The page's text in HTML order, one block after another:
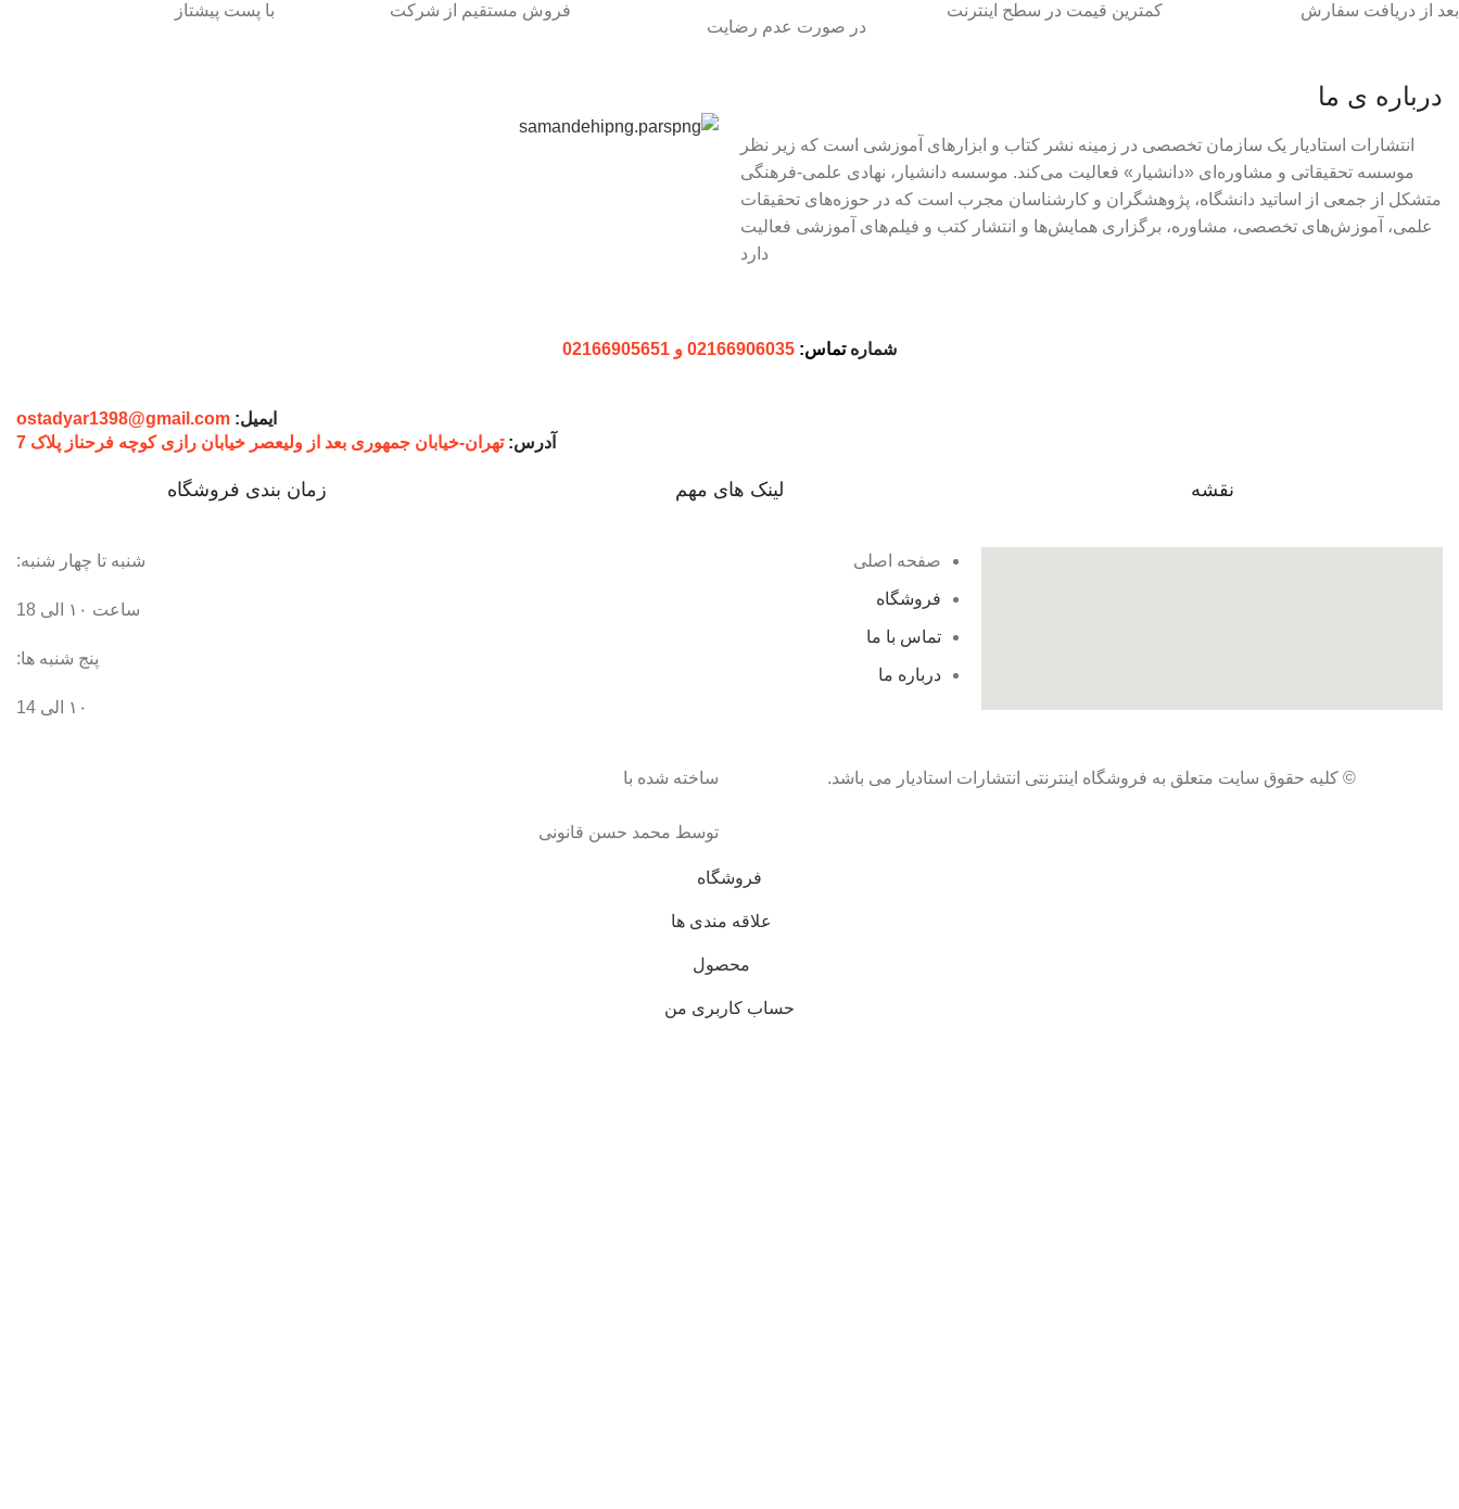
بعد از دریافت سفارش کمترین قیمت در سطح اینترنت
در صورت عدم رضایت
فروش مستقیم از شرکت با پست پیشتاز
درباره ی ما
انتشارات استادیار یک سازمان تخصصی در زمینه نشر کتاب و ابزارهای آموزشی است که زیر نظر
موسسه تحقیقاتی و مشاوره‌ای «دانشیار» فعالیت می‌کند. موسسه دانشیار، نهادی علمی-فرهنگی
متشکل از جمعی از اساتید دانشگاه، پژوهشگران و کارشناسان مجرب است که در حوزه‌های تحقیقات
علمی، آموزش‌های تخصصی، مشاوره، برگزاری همایش‌ها و انتشار کتب و فیلم‌های آموزشی فعالیت
دارد
شمارهتماس: 02166906035 و 02166905651
ایمیل: ostadyar1398@gmail.com
آدرس:تهران-خیابان جمهوری بعد از ولیعصر خیابان رازی کوچه فرحناز پلاک 7
نقشه لینک های مهم
صفحه اصلی
فروشگاه
تماس با ما
درباره ما
زمان بندی فروشگاه
شنبه تا چهار شنبه:
ساعت ۱۰ الی 18
پنج شنبه ها:
۱۰ الی 14
© کلیه حقوق سایت متعلق به فروشگاه اینترنتی انتشارات استادیار می باشد. ساخته شده با
توسط محمد حسن قانونی
فروشگاه
علاقه مندی ها
محصول
حساب کاربری من